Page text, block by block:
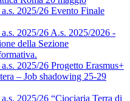
2025/26 Evento Finale
2025/26 A.s. 2025/2026 -
della Sezione
2025/26 Progetto Erasmus+
– Job shadowing 25-29
2025/26 “Ciociaria Terra di